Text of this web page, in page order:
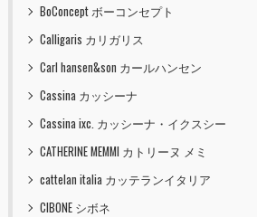
BoConcept ボーコンセプト
Calligaris カリガリス
Carl hansen&son カールハンセン
Cassina カッシーナ
Cassina ixc. カッシーナ・イクスシー
CATHERINE MEMMI カトリーヌ メミ
cattelan italia カッテランイタリア
CIBONE シボネ